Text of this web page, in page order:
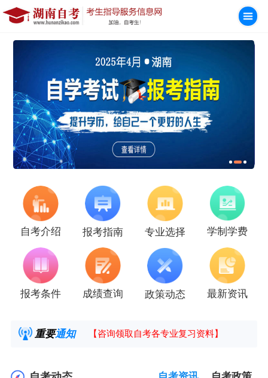
自考介绍 报考指南 专业选择 学制学费
报考条件 成绩查询 政策动态 最新资讯
重要通知
2025年4月湖南自考课程安排及教材目录已
【咨询领取自考各专业复习资料】